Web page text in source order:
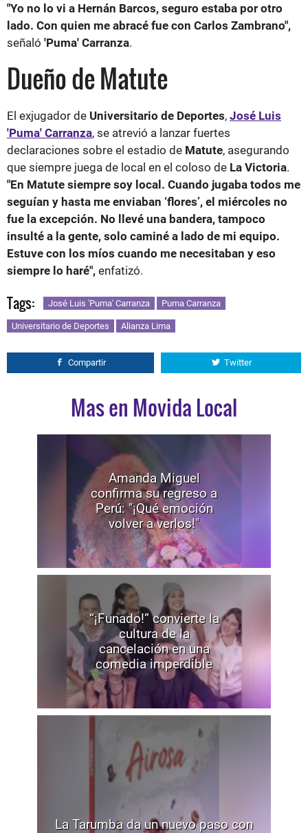
"Yo no lo vi a Hernán Barcos, seguro estaba por otro
lado. Con quien me abracé fue con Carlos Zambrano",
señaló 'Puma' Carranza.
Dueño de Matute
El exjugador de Universitario de Deportes, José Luis
'Puma' Carranza, se atrevió a lanzar fuertes
declaraciones sobre el estadio de Matute, asegurando
que siempre juega de local en el coloso de La Victoria.
"En Matute siempre soy local. Cuando jugaba todos me
seguían y hasta me enviaban ‘flores’, el miércoles no
fue la excepción. No llevé una bandera, tampoco
insulté a la gente, solo caminé a lado de mi equipo.
Estuve con los míos cuando me necesitaban y eso
siempre lo haré", enfatizó.
Tags: José Luis 'Puma' Carranza Puma Carranza
Universitario de Deportes Alianza Lima
Compartir Twitter
Mas en Movida Local
Amanda Miguel
confirma su regreso a
Perú: "¡Qué emoción
volver a verlos!"
“¡Funado!” convierte la
cultura de la
cancelación en una
comedia imperdible
La Tarumba da un nuevo paso con